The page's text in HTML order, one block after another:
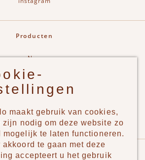
Producten
New
Jongens
Meisjes
Merken
Pudilo
maakt gebruik van cookies,
zijn nodig om deze website zo
mogelijk te laten functioneren.
akkoord te gaan met deze
accepteert u het gebruik